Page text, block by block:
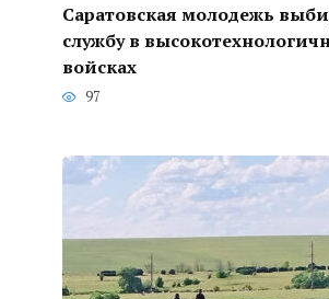
Саратовская молодежь
службу в
войсках
97